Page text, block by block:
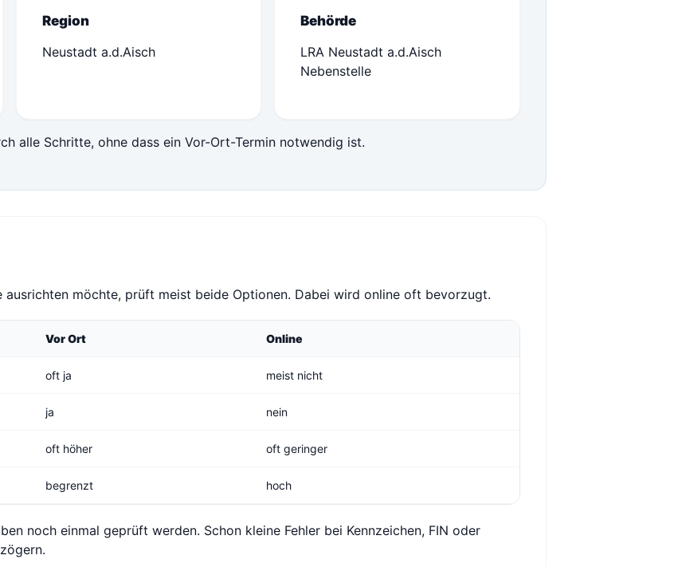
Region
Neustadt a.d.Aisch
Behörde
LRA Neustadt a.d.Aisch
Nebenstelle
alle Schritte, ohne dass ein Vor-Ort-Termin notwendig ist.
ausrichten möchte, prüft meist beide Optionen. Dabei wird online oft bevorzugt.
Vor Ort Online
oft ja meist nicht
ja nein
oft höher oft geringer
begrenzt hoch
noch einmal geprüft werden. Schon kleine Fehler bei Kennzeichen, FIN oder